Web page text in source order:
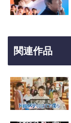
関連作品